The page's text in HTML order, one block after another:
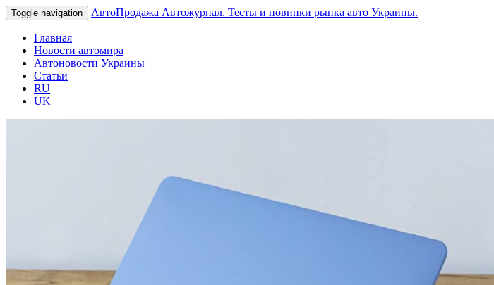
Toggle navigation АвтоПродажа Автожурнал. Тесты и новинки рынка авто Украины.
Главная
Новости автомира
Автоновости Украины
Статьи
RU
UK